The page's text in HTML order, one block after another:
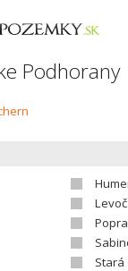
Podhorany
Stará